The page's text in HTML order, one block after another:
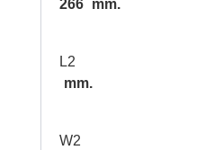
266 mm.
L2
mm.
W2